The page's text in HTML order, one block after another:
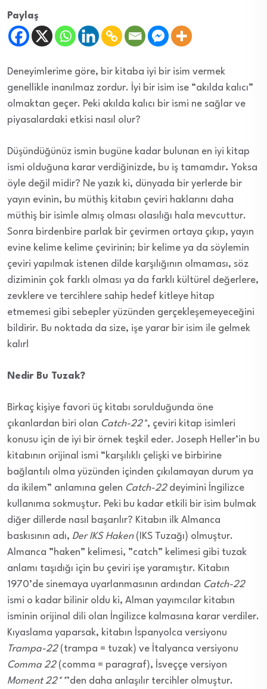
Paylaş
Deneyimlerime göre, bir kitaba iyi bir isim vermek
genellikle inanılmaz zordur. İyi bir isim ise “akılda kalıcı”
olmaktan geçer. Peki akılda kalıcı bir ismi ne sağlar ve
piyasalardaki etkisi nasıl olur?
Düşündüğünüz ismin bugüne kadar bulunan en iyi kitap
ismi olduğuna karar verdiğinizde, bu iş tamamdır. Yoksa
öyle değil midir? Ne yazık ki, dünyada bir yerlerde bir
yayın evinin, bu müthiş kitabın çeviri haklarını daha
müthiş bir isimle almış olması olasılığı hala mevcuttur.
Sonra birdenbire parlak bir çevirmen ortaya çıkıp, yayın
evine kelime kelime çevirinin; bir kelime ya da söylemin
çeviri yapılmak istenen dilde karşılığının olmaması, söz
diziminin çok farklı olması ya da farklı kültürel değerlere,
zevklere ve tercihlere sahip hedef kitleye hitap
etmemesi gibi sebepler yüzünden gerçekleşemeyeceğini
bildirir. Bu noktada da size, işe yarar bir isim ile gelmek
kalır!
Nedir Bu Tuzak?
Birkaç kişiye favori üç kitabı sorulduğunda öne
çıkanlardan biri olan Catch-22*, çeviri kitap isimleri
konusu için de iyi bir örnek teşkil eder. Joseph Heller’in bu
kitabının orijinal ismi “karşılıklı çelişki ve birbirine
bağlantılı olma yüzünden içinden çıkılamayan durum ya
da ikilem” anlamına gelen Catch-22deyimini İngilizce
kullanıma sokmuştur. Peki bu kadar etkili bir isim bulmak
diğer dillerde nasıl başarılır? Kitabın ilk Almanca
baskısının adı, Der IKS Haken(IKS Tuzağı) olmuştur.
Almanca ”haken” kelimesi, ”catch” kelimesi gibi tuzak
anlamı taşıdığı için bu çeviri işe yaramıştır. Kitabın
1970’de sinemaya uyarlanmasının ardından Catch-22
ismi o kadar bilinir oldu ki, Alman yayımcılar kitabın
isminin orijinal dili olan İngilizce kalmasına karar verdiler.
Kıyaslama yaparsak, kitabın İspanyolca versiyonu
Trampa-22 (trampa = tuzak) ve İtalyanca versiyonu
Comma 22(comma = paragraf), İsveççe versiyon
Moment 22**’den daha anlaşılır tercihler olmuştur.